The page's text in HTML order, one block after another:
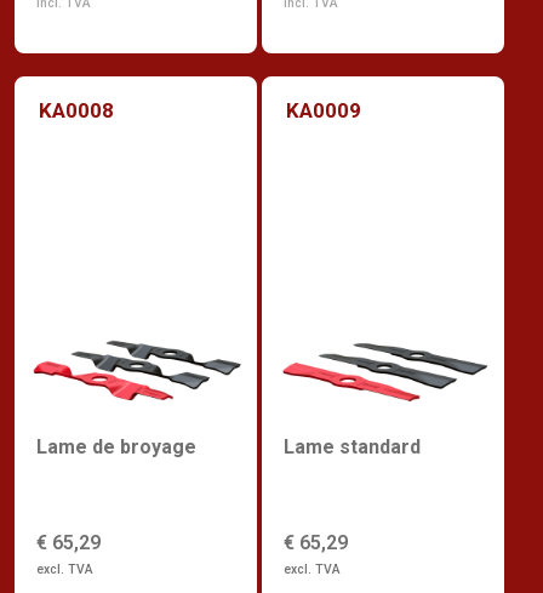
incl. TVA
KA0008
Lame de broyage
€ 65,29
excl. TVA
KA0009
Lame standard
€ 65,29
excl. TVA